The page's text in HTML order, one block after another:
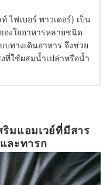
ไฟเบอร์ พาวเดอร์) เป็น
งใยอาหารหลายชนิด
ทางเดินอาหาร จึงช่วย
ที่ใช้ผสมน้ำเปล่าหรือน้ำ
ริมแอมเวย์ที่มีสาร
ละทารก